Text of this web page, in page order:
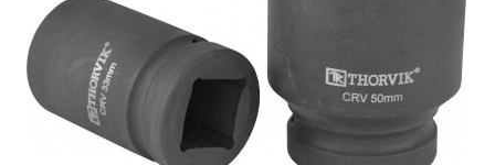
Уцененный товар
О нас
Новости
Забыли пароль?